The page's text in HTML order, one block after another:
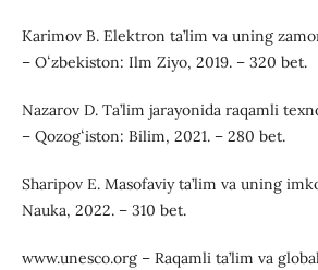
Karimov B. Elektron ta’lim va uning
– Oʻzbekiston: Ilm Ziyo, 2019. – 320 bet.
Nazarov D. Ta’lim jarayonida raqamli
– Qozogʻiston: Bilim, 2021. – 280 bet.
Sharipov E. Masofaviy ta’lim va uning
Nauka, 2022. – 310 bet.
www.unesco.org – Raqamli ta’lim va